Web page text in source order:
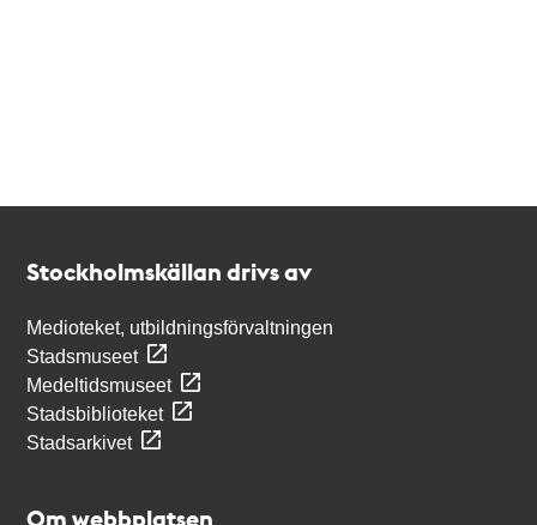
Stockholmskällan drivs av
Medioteket, utbildningsförvaltningen
Stadsmuseet
Medeltidsmuseet
Stadsbiblioteket
Stadsarkivet
Om webbplatsen